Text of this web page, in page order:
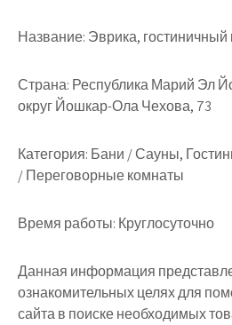
Название: Эврика, гостиничный
Страна: Республика Марий Эл
округ Йошкар-Ола Чехова, 73
Категория: Бани / Сауны,
/ Переговорные комнаты
Время работы: Круглосуточно
Данная информация
ознакомительных целях для
сайта в поиске необходимых